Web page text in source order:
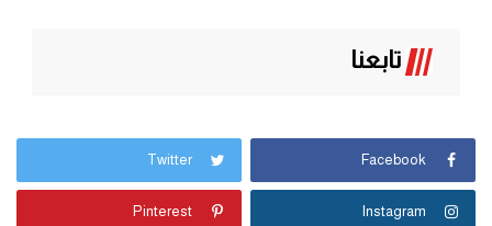
تابعنا
Facebook
Twitter
Instagram
Pinterest